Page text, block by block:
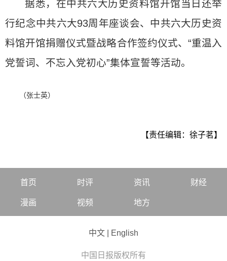
据悉，在中共六大历史资料馆开馆当日还举
行纪念中共六大93周年座谈会、中共六大历史资
料馆开馆捐赠仪式暨战略合作签约仪式、“重温入
党誓词、不忘入党初心”集体宣誓等活动。
（张士英）
【责任编辑：徐子茗】
首页 时评 资讯 财经
漫画 视频 地方
中文 English
中国日报版权所有